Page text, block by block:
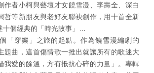
作者小柯與藝壇才女饒雪漫、李壽全、深白
哲等新朋友與老好友聯袂創作，用十首全新
十個經典的「時光故事」…
「穿樂」之旅的起點。作為饒雪漫編劇的
題曲，這首傷情歌一推出就讓所有的歌迷大
我愛的餘溫，方有抵抗心碎的力量」。專輯